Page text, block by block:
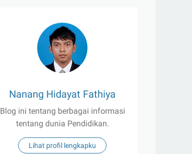
Nanang Hidayat Fathiya
Blog ini tentang berbagai informasi
tentang dunia Pendidikan.
Lihat profil lengkapku